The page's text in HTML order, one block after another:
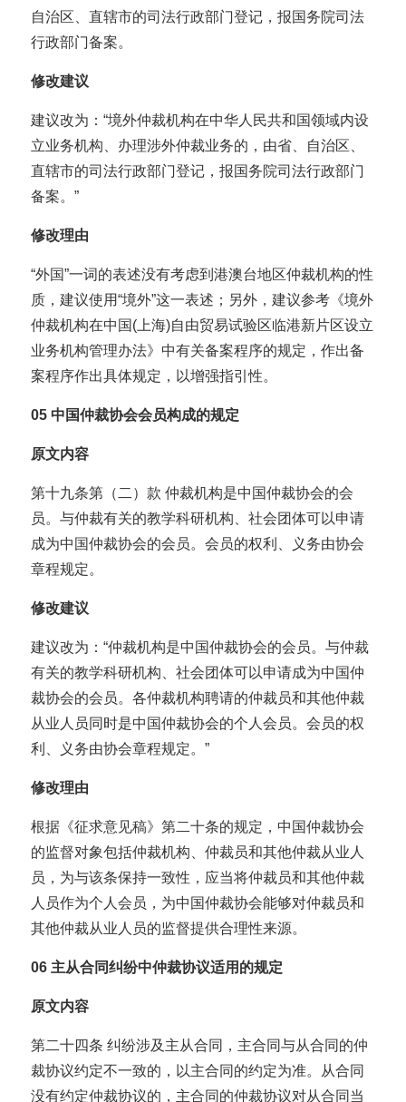
自治区、直辖市的司法行政部门登记，报国务院司法
行政部门备案。
修改建议
建议改为：“境外仲裁机构在中华人民共和国领域内设
立业务机构、办理涉外仲裁业务的，由省、自治区、
直辖市的司法行政部门登记，报国务院司法行政部门
备案。”
修改理由
“外国”一词的表述没有考虑到港澳台地区仲裁机构的性
质，建议使用“境外”这一表述；另外，建议参考《境外
仲裁机构在中国(上海)自由贸易试验区临港新片区设立
业务机构管理办法》中有关备案程序的规定，作出备
案程序作出具体规定，以增强指引性。
05 中国仲裁协会会员构成的规定
原文内容
第十九条第（二）款 仲裁机构是中国仲裁协会的会
员。与仲裁有关的教学科研机构、社会团体可以申请
成为中国仲裁协会的会员。会员的权利、义务由协会
章程规定。
修改建议
建议改为：“仲裁机构是中国仲裁协会的会员。与仲裁
有关的教学科研机构、社会团体可以申请成为中国仲
裁协会的会员。各仲裁机构聘请的仲裁员和其他仲裁
从业人员同时是中国仲裁协会的个人会员。会员的权
利、义务由协会章程规定。”
修改理由
根据《征求意见稿》第二十条的规定，中国仲裁协会
的监督对象包括仲裁机构、仲裁员和其他仲裁从业人
员，为与该条保持一致性，应当将仲裁员和其他仲裁
人员作为个人会员，为中国仲裁协会能够对仲裁员和
其他仲裁从业人员的监督提供合理性来源。
06 主从合同纠纷中仲裁协议适用的规定
原文内容
第二十四条 纠纷涉及主从合同，主合同与从合同的仲
裁协议约定不一致的，以主合同的约定为准。从合同
没有约定仲裁协议的，主合同的仲裁协议对从合同当